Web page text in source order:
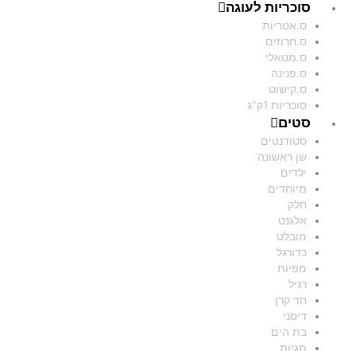
סוכריות לעוגה
ס.אטריות
ס.חרוזים
ס.מטאלי
ס.פנינה
ס.קישוט
סוכריות 1ק"ג
סטים
סטודנטים
שן ראשונה
ילדים
מיוחדים
חלק
אלגנט
מובלט
כדורגל
מפיות
רגיל
חד קרן
דיסני
בת הים
תגיות